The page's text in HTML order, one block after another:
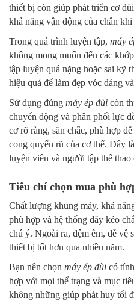
thiết bị còn giúp phát triển cơ
khả năng vận động của chân
Trong quá trình luyện tập, máy
không mong muốn đến các
tập luyện quá nặng hoặc sai kỹ
hiệu quả để làm đẹp vóc dáng
Sử dụng đúng máy ép đùi còn
chuyển động và phân phối lực
cơ rõ ràng, săn chắc, phù hợp
cong quyến rũ của cơ thể. Đây
luyện viên và người tập thể thao
Tiêu chí chọn mua phù
Chất lượng khung máy, khả
phù hợp và hệ thống dây kéo
chú ý. Ngoài ra, đệm êm, dễ vệ
thiết bị tốt hơn qua nhiều năm.
Bạn nên chọn máy ép đùi có
hợp với mọi thể trạng và mục
không những giúp phát huy tối